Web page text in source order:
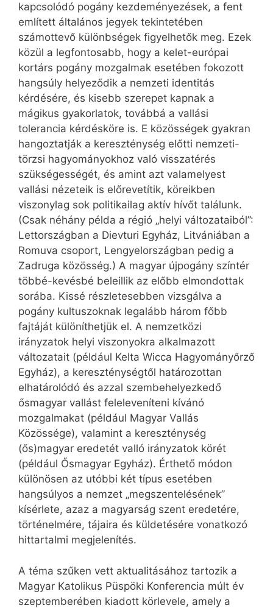
kapcsolódó pogány kezdeményezések, a fent
említett általános jegyek tekintetében
számottevő különbségek figyelhetők meg. Ezek
közül a legfontosabb, hogy a kelet-európai
kortárs pogány mozgalmak esetében fokozott
hangsúly helyeződik a nemzeti identitás
kérdésére, és kisebb szerepet kapnak a
mágikus gyakorlatok, továbbá a vallási
tolerancia kérdésköre is. E közösségek gyakran
hangoztatják a kereszténység előtti nemzeti-
törzsi hagyományokhoz való visszatérés
szükségességét, és amint azt valamelyest
vallási nézeteik is előrevetítik, köreikben
viszonylag sok politikailag aktív hívőt találunk.
(Csak néhány példa a régió „helyi változataiból”:
Lettországban a Dievturi Egyház, Litvániában a
Romuva csoport, Lengyelországban pedig a
Zadruga közösség.) A magyar újpogány színtér
többé-kevésbé beleillik az előbb elmondottak
sorába. Kissé részletesebben vizsgálva a
pogány kultuszoknak legalább három főbb
fajtáját különíthetjük el. A nemzetközi
irányzatok helyi viszonyokra alkalmazott
változatait (például Kelta Wicca Hagyományőrző
Egyház), a kereszténységtől határozottan
elhatárolódó és azzal szembehelyezkedő
ősmagyar vallást feleleveníteni kívánó
mozgalmakat (például Magyar Vallás
Közössége), valamint a kereszténység
(ős)magyar eredetét valló irányzatok körét
(például Ősmagyar Egyház). Érthető módon
különösen az utóbbi két típus esetében
hangsúlyos a nemzet „megszentelésének”
kísérlete, azaz a magyarság szent eredetére,
történelmére, tájaira és küldetésére vonatkozó
hittartalmi megjelenítés.
A téma szűken vett aktualitásához tartozik a
Magyar Katolikus Püspöki Konferencia múlt év
szeptemberében kiadott körlevele, amely a